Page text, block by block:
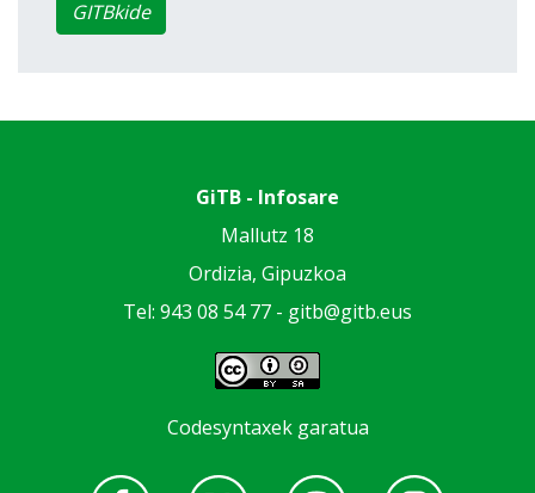
GITBkide
GiTB - Infosare
Mallutz 18
Ordizia, Gipuzkoa
Tel: 943 08 54 77 - gitb@gitb.eus
Codesyntaxek garatua